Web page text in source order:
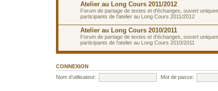
Atelier au Long Cours 2011/2012
Forum de partage de textes et d'échanges, ouvert
participants de l'atelier au Long Cours 2011/2012
Atelier au Long Cours 2010/2011
Forum de partage de textes et d'échanges, ouvert
participants de l'atelier au Long Cours 2010/2011
CONNEXION
Nom d’utilisateur:
Mot de passe: